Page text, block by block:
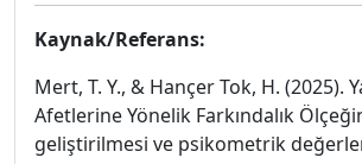
Kaynak/Referans:
Mert, T. Y., & Hançer Tok, H. (2025).
Afetlerine Yönelik Farkındalık
geliştirilmesi ve psikometrik